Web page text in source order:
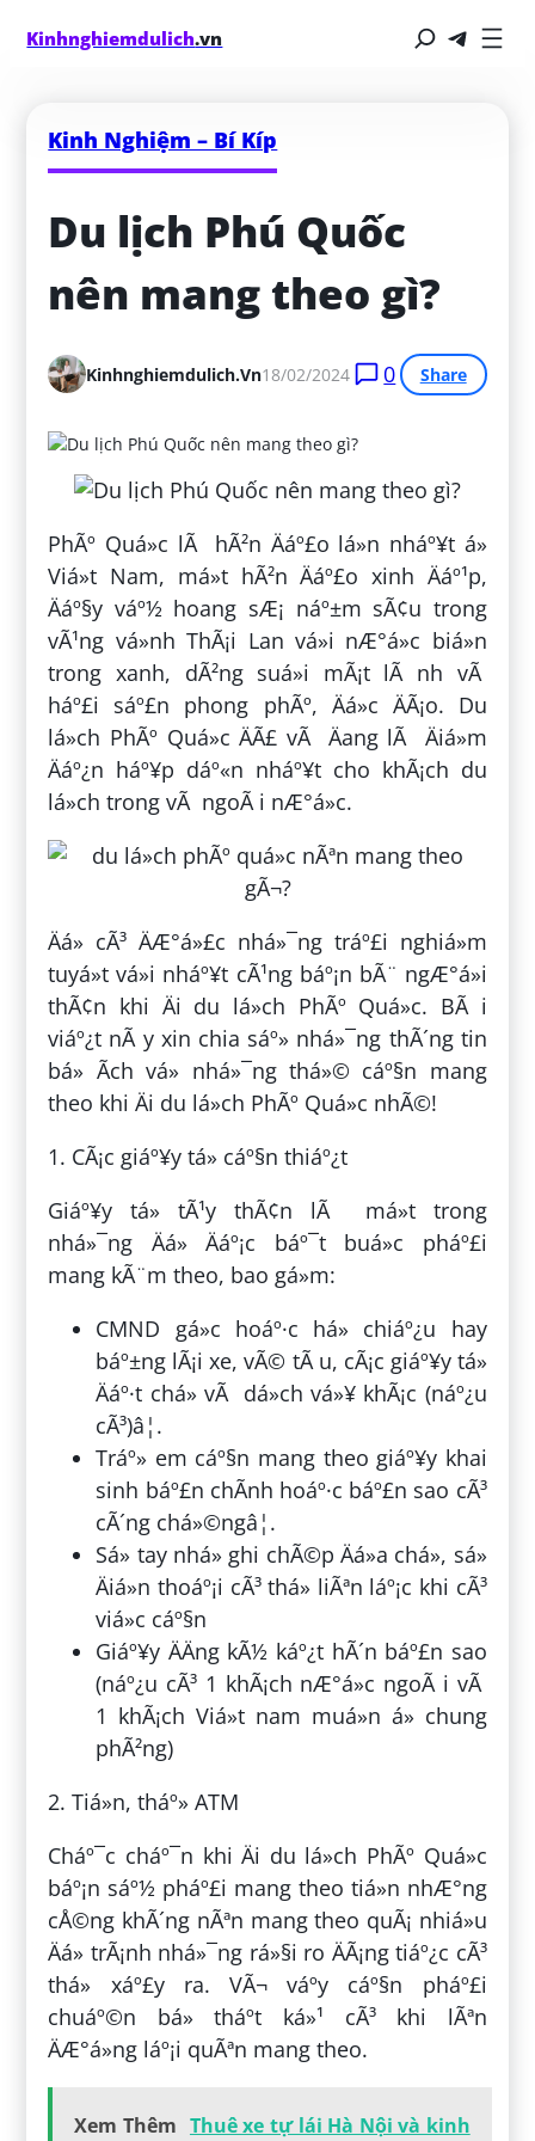
Kinhnghiemdulich.vn
Kinh Nghiệm – Bí Kíp
Du lịch Phú Quốc
nên mang theo gì?
Kinhnghiemdulich.vn18/02/2024 0 Share
PhÃº Quá»c lÃ hÃ²n Äáº£o lá»n nháº¥t á»
Viá»t Nam, má»t hÃ²n Äáº£o xinh Äáº¹p,
Äáº§y váº½ hoang sÆ¡ náº±m sÃ¢u trong
vÃ¹ng vá»nh ThÃ¡i Lan vá»i nÆ°á»c biá»n
trong xanh, dÃ²ng suá»i mÃ¡t lÃ nh vÃ
háº£i sáº£n phong phÃº, Äá»c ÄÃ¡o. Du
lá»ch PhÃº Quá»c ÄÃ£ vÃ Äang lÃ Äiá»m
Äáº¿n háº¥p dáº«n nháº¥t cho khÃ¡ch du
lá»ch trong vÃ ngoÃ i nÆ°á»c.
Äá» cÃ³ ÄÆ°á»£c nhá»¯ng tráº£i nghiá»m
tuyá»t vá»i nháº¥t cÃ¹ng báº¡n bÃ¨ ngÆ°á»i
thÃ¢n khi Äi du lá»ch PhÃº Quá»c. BÃ i
viáº¿t nÃ y xin chia sáº» nhá»¯ng thÃ´ng tin
bá» Ã­ch vá» nhá»¯ng thá»© cáº§n mang
theo khi Äi du lá»ch PhÃº Quá»c nhÃ©!
1. CÃ¡c giáº¥y tá» cáº§n thiáº¿t
Giáº¥y tá» tÃ¹y thÃ¢n lÃ má»t trong
nhá»¯ng Äá» Äáº¡c báº¯t buá»c pháº£i
mang kÃ¨m theo, bao gá»m:
CMND gá»c hoáº·c há» chiáº¿u hay
báº±ng lÃ¡i xe, vÃ© tÃ u, cÃ¡c giáº¥y tá»
Äáº·t chá» vÃ dá»ch vá»¥ khÃ¡c (náº¿u
cÃ³)â¦.
Tráº» em cáº§n mang theo giáº¥y khai
sinh báº£n chÃ­nh hoáº·c báº£n sao cÃ³
cÃ´ng chá»©ngâ¦.
Sá» tay nhá» ghi chÃ©p Äá»a chá», sá»
Äiá»n thoáº¡i cÃ³ thá» liÃªn láº¡c khi cÃ³
viá»c cáº§n
Giáº¥y ÄÄng kÃ½ káº¿t hÃ´n báº£n sao
(náº¿u cÃ³ 1 khÃ¡ch nÆ°á»c ngoÃ i vÃ
1 khÃ¡ch Viá»t nam muá»n á» chung
phÃ²ng)
2. Tiá»n, tháº» ATM
Cháº¯c cháº¯n khi Äi du lá»ch PhÃº Quá»c
báº¡n sáº½ pháº£i mang theo tiá»n nhÆ°ng
cÅ©ng khÃ´ng nÃªn mang theo quÃ¡ nhiá»u
Äá» trÃ¡nh nhá»¯ng rá»§i ro ÄÃ¡ng tiáº¿c cÃ³
thá» xáº£y ra. VÃ¬ váº­y cáº§n pháº£i
chuáº©n bá» tháº­t ká»¹ cÃ³ khi lÃªn
ÄÆ°á»ng láº¡i quÃªn mang theo.
Xem Thêm Thuê xe tự lái Hà Nội và kinh